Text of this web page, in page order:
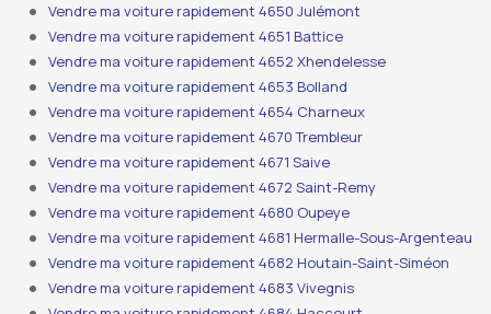
Vendre ma voiture rapidement 4650 Julémont
Vendre ma voiture rapidement 4651 Battice
Vendre ma voiture rapidement 4652 Xhendelesse
Vendre ma voiture rapidement 4653 Bolland
Vendre ma voiture rapidement 4654 Charneux
Vendre ma voiture rapidement 4670 Trembleur
Vendre ma voiture rapidement 4671 Saive
Vendre ma voiture rapidement 4672 Saint-Remy
Vendre ma voiture rapidement 4680 Oupeye
Vendre ma voiture rapidement 4681 Hermalle-Sous-Argenteau
Vendre ma voiture rapidement 4682 Houtain-Saint-Siméon
Vendre ma voiture rapidement 4683 Vivegnis